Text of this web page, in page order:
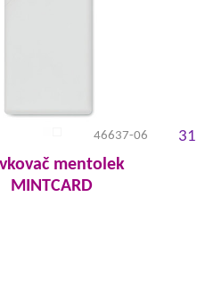
46637-06
mentolek
MINTCARD